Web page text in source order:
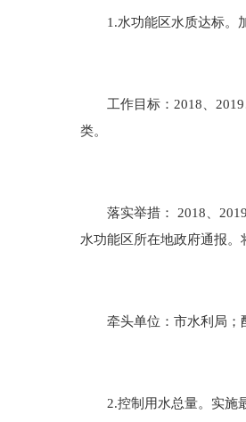
1.水功能区水质达标。加
工作目标：2018、2019
类。
落实举措： 2018、2019
水功能区所在地政府通报
牵头单位：市水利局；配
2.控制用水总量。实施最